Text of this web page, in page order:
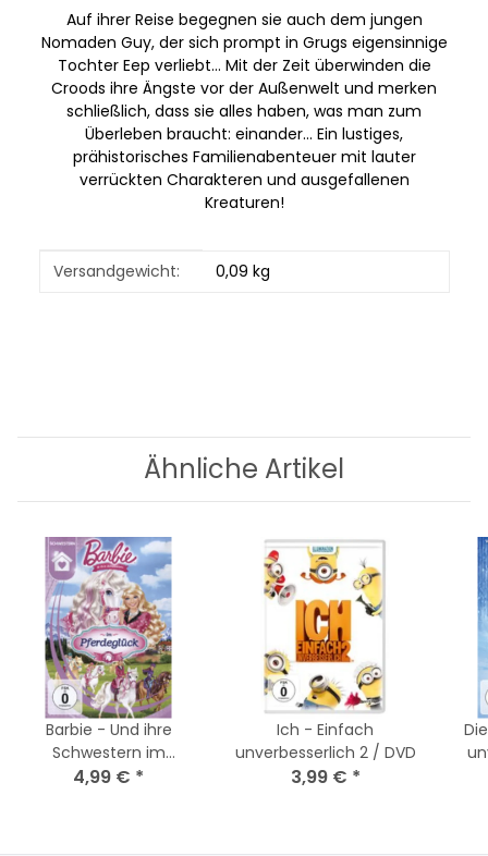
Auf ihrer Reise begegnen sie auch dem jungen
Nomaden Guy, der sich prompt in Grugs eigensinnige
Tochter Eep verliebt… Mit der Zeit überwinden die
Croods ihre Ängste vor der Außenwelt und merken
schließlich, dass sie alles haben, was man zum
Überleben braucht: einander... Ein lustiges,
prähistorisches Familienabenteuer mit lauter
verrückten Charakteren und ausgefallenen
Kreaturen!
Produkteigenschaft
Wert
Versandgewicht: 0,09 kg
Ähnliche Artikel
Barbie - Und ihre
Schwestern im
Pferdeglück / DVD
4,99 € *
Ich - Einfach
unverbesserlich 2 / DVD
3,99 € *